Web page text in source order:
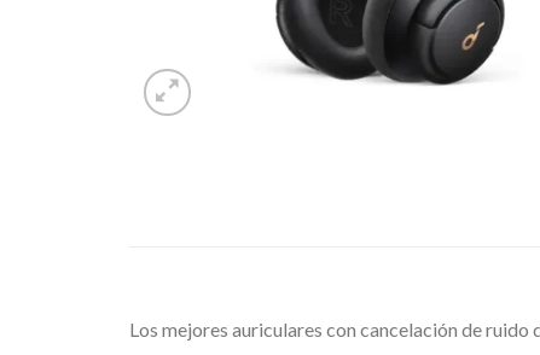
Los mejores auriculares con cancelación de